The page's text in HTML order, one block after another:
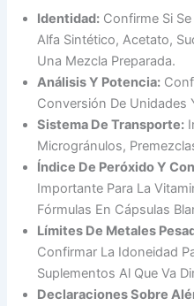
Identidad: Confirme Si
Alfa Sintético, Acetato,
Una Mezcla Preparada.
Análisis Y Potencia:
Conversión De Unidades
Sistema De Transporte:
Microgránulos,
Índice De Peróxido Y
Importante Para La
Fórmulas En Cápsulas
Límites De Metales
Confirmar La Idoneidad
Suplementos Al Que Va
Declaraciones Sobre